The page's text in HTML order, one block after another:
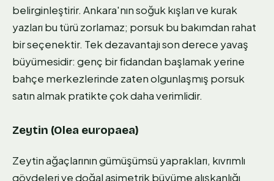
belirginleştirir. Ankara'nın soğuk kışları ve kurak
yazları bu türü zorlamaz; porsuk bu bakımdan rahat
bir seçenektir. Tek dezavantajı son derece yavaş
büyümesidir: genç bir fidandan başlamak yerine
bahçe merkezlerinde zaten olgunlaşmış porsuk
satın almak pratikte çok daha verimlidir.
Zeytin (Olea europaea)
Zeytin ağaçlarının gümüşümsü yaprakları, kıvrımlı
gövdeleri ve doğal asimetrik büyüme alışkanlığı